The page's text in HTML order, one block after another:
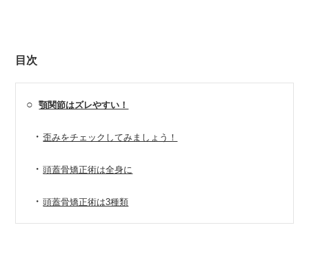
目次
○顎関節はズレやすい！
・歪みをチェックしてみましょう！
・頭蓋骨矯正術は全身に
・頭蓋骨矯正術は3種類